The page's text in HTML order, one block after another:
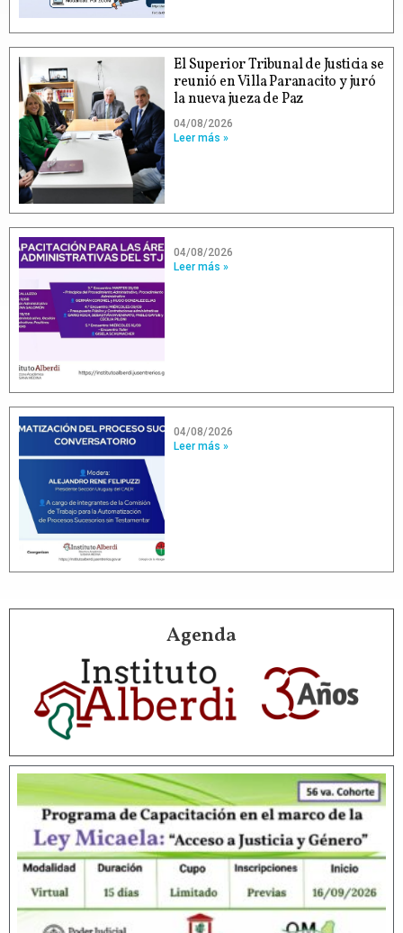
El Superior Tribunal de Justicia se
reunió en Villa Paranacito y juró
la nueva jueza de Paz
04/08/2026
Leer más »
04/08/2026
Leer más »
04/08/2026
Leer más »
Agenda